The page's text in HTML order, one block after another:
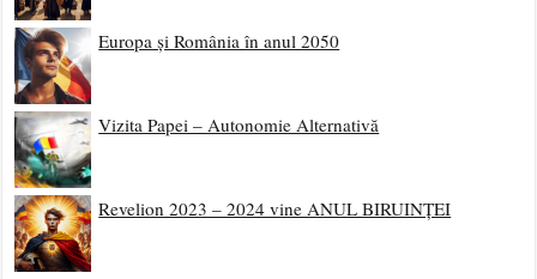
Europa și România în anul 2050
Vizita Papei – Autonomie Alternativă
Revelion 2023 – 2024 vine ANUL BIRUINȚEI